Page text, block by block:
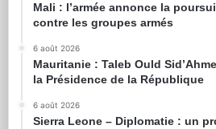
Mali : l’armée annonce la
contre les groupes armés
6 août 2026
Mauritanie : Taleb Ould
la Présidence de la République
6 août 2026
Sierra Leone – Diplomatie : un